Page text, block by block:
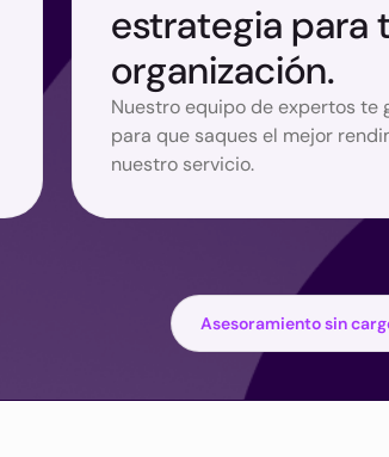
estrategia para
organización.
Nuestro equipo de expertos te
para que saques el mejor
nuestro servicio.
Asesoramiento sin